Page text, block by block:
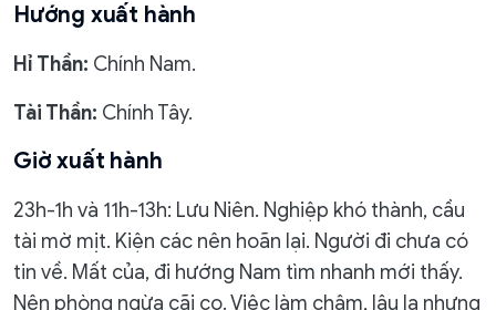
Hướng xuất hành
Hỉ Thần: Chính Nam.
Tài Thần: Chính Tây.
Giờ xuất hành
23h-1h và 11h-13h: Lưu Niên. Nghiệp khó thành, cầu
tài mờ mịt. Kiện các nên hoãn lại. Người đi chưa có
tin về. Mất của, đi hướng Nam tìm nhanh mới thấy.
Nên phòng ngừa cãi cọ. Việc làm chậm, lâu la nhưng